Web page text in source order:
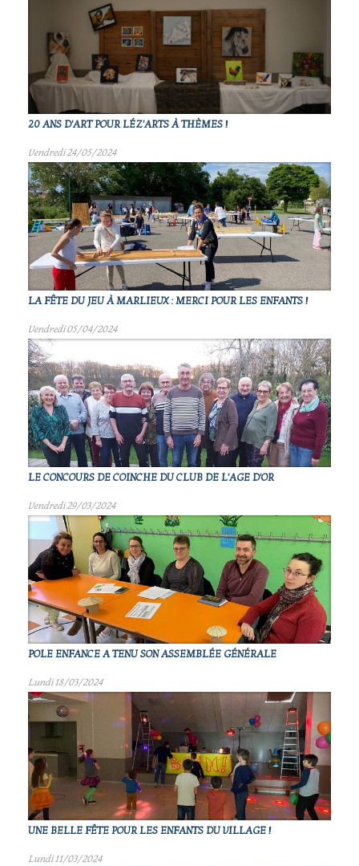
20 ANS D'ART POUR LÉZ'ARTS À THÈMES !
Vendredi 24/05/2024
LA FÊTE DU JEU À MARLIEUX : MERCI POUR LES ENFANTS !
Vendredi 05/04/2024
LE CONCOURS DE COINCHE DU CLUB DE L'AGE D'OR
Vendredi 29/03/2024
POLE ENFANCE A TENU SON ASSEMBLÉE GÉNÉRALE
Lundi 18/03/2024
UNE BELLE FÊTE POUR LES ENFANTS DU VILLAGE !
Lundi 11/03/2024